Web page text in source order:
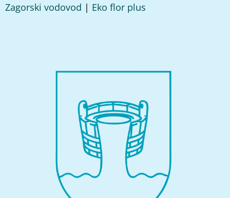
Zagorski vodovod | Eko flor plus